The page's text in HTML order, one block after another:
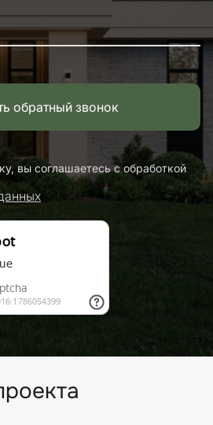
обратный звонок
вы соглашаетесь с обработкой